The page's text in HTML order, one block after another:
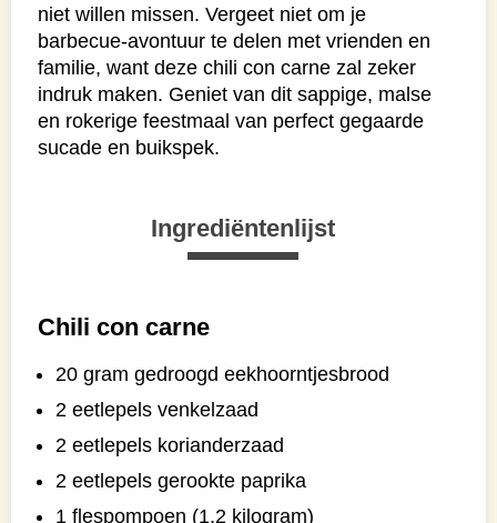
niet willen missen. Vergeet niet om je
barbecue-avontuur te delen met vrienden en
familie, want deze chili con carne zal zeker
indruk maken. Geniet van dit sappige, malse
en rokerige feestmaal van perfect gegaarde
sucade en buikspek.
Ingrediëntenlijst
Chili con carne
20 gram gedroogd eekhoorntjesbrood
2 eetlepels venkelzaad
2 eetlepels korianderzaad
2 eetlepels gerookte paprika
1 flespompoen (1,2 kilogram)